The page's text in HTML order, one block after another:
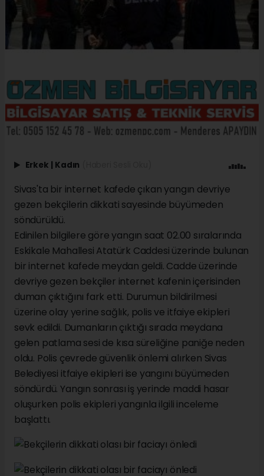
Erkek | Kadın
Sivas'ta bir internet kafede çıkan yangın devriye
gezen bekçilerin dikkati sayesinde büyümeden
söndürüldü.
Edinilen bilgilere göre yangın saat 02.00 sıralarında
Eskikale Mahallesi Atatürk Caddesi üzerinde bulunan
bir internet kafede meydan geldi. Cadde üzerinde
devriye gezen bekçiler internet kafenin içerisinden
duman çıktığını fark etti. Durumun bildirilmesi
üzerine olay yerine sağlık, polis ve itfaiye ekipleri
sevk edildi. Dumanların çıktığı sırada meydana
gelen patlama sesi de kısa süreliğine paniğe neden
oldu. Polis çevrede güvenlik önlemi alırken Sivas
Belediyesi itfaiye ekipleri ise yangını büyümeden
söndürdü. Yangın sonrası iş yerinde maddi hasar
oluşurken polis ekipleri yangınla ilgili inceleme
başlattı.